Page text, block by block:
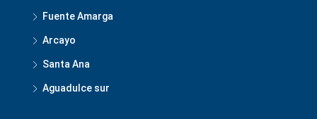
Fuente Amarga
Arcayo
Santa Ana
Aguadulce sur